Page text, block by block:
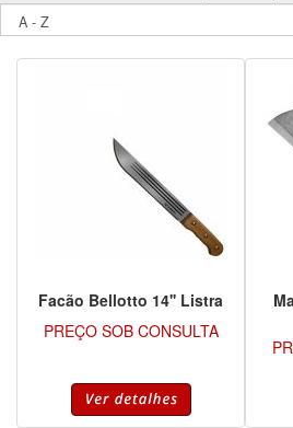
Facão Bellotto 14'' Listra
PREÇO SOB CONSULTA